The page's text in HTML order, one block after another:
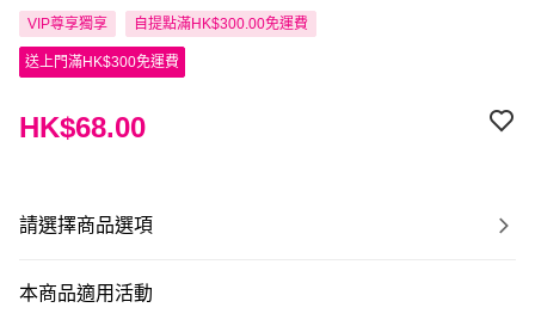
VIP尊享獨享 自提點滿HK$300.00免運費
送上門滿HK$300免運費
HK$68.00
請選擇商品選項
本商品適用活動